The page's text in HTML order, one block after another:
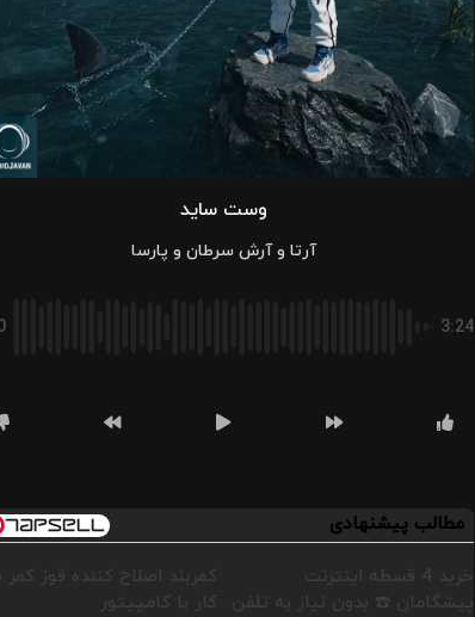
وست ساید
آرتا و آرش سرطان و پارسا
3:24
مطالب پیشنهادی
خرید 4 قسطه اینترنت
پیشگامان ☎️ بدون نیاز به تلفن
کمربند اصلاح کننده قوز کمر
کار با کامپیتور